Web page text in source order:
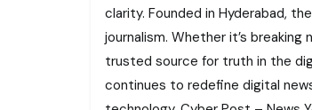
clarity. Founded in Hyderabad,
journalism. Whether it’s
trusted source for truth in the
continues to redefine digital